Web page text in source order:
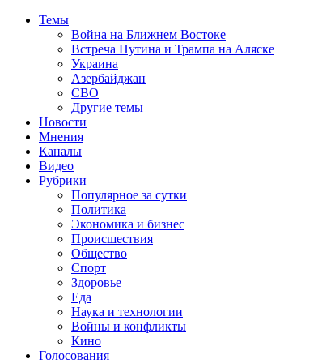
Темы
Война на Ближнем Востоке
Встреча Путина и Трампа на Аляске
Украина
Азербайджан
СВО
Другие темы
Новости
Мнения
Каналы
Видео
Рубрики
Популярное за сутки
Политика
Экономика и бизнес
Происшествия
Общество
Спорт
Здоровье
Еда
Наука и технологии
Войны и конфликты
Кино
Голосования